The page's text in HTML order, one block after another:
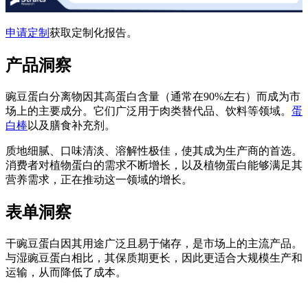
申请定制 获取定制化报告。
产品洞察
豌豆蛋白分离物因其高蛋白含量（通常在90%左右）而成为市
场上的主要成分。它们广泛用于肉类替代品、饮料等领域。 蛋
白棒 以及膳食补充剂。
质地细腻、口味清淡、溶解性极佳，使其成为生产商的首选。
消费者对植物蛋白的需求不断增长，以及植物蛋白能够满足其
营养需求，正在推动这一领域的增长。
表单洞察
干豌豆蛋白因其用途广泛且易于储存，是市场上的主流产品。
与湿豌豆蛋白相比，其保质期更长，因此更适合大规模生产和
运输，从而降低了成本。